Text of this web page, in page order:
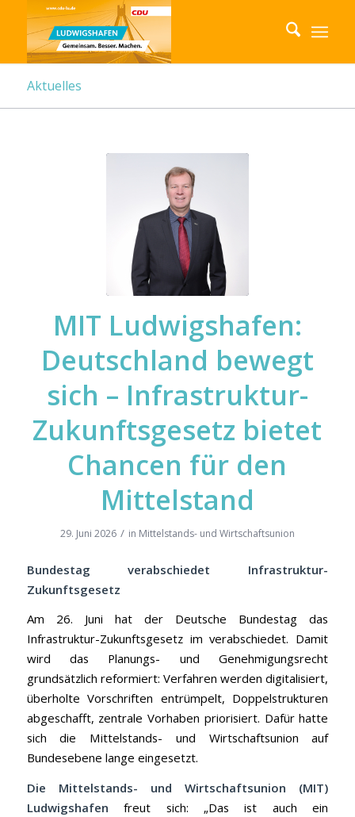
Aktuelles
MIT Ludwigshafen:
Deutschland bewegt
sich – Infrastruktur-
Zukunftsgesetz bietet
Chancen für den
Mittelstand
29. Juni 2026 / in Mittelstands- und Wirtschaftsunion
Bundestag verabschiedet Infrastruktur-
Zukunftsgesetz
Am 26. Juni hat der Deutsche Bundestag das
Infrastruktur-Zukunftsgesetz im verabschiedet. Damit
wird das Planungs- und Genehmigungsrecht
grundsätzlich reformiert: Verfahren werden digitalisiert,
überholte Vorschriften entrümpelt, Doppelstrukturen
abgeschafft, zentrale Vorhaben priorisiert. Dafür hatte
sich die Mittelstands- und Wirtschaftsunion auf
Bundesebene lange eingesetzt.
Die Mittelstands- und Wirtschaftsunion (MIT)
Ludwigshafen freut sich: „Das ist auch ein